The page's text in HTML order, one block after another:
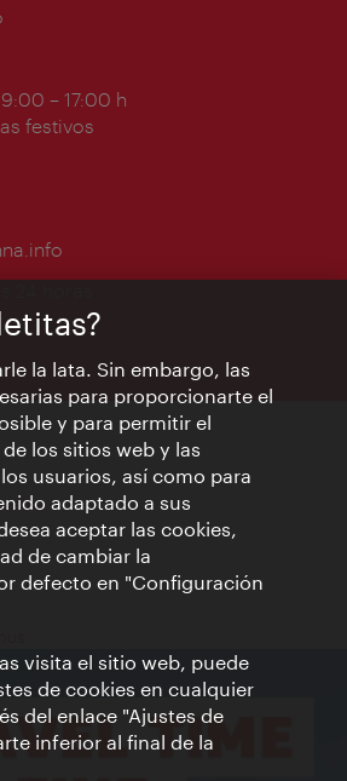
– 17:00 h
festivos
la lata. Sin embargo, las
para proporcionarte el
y para permitir el
los sitios web y las
usuarios, así como para
adaptado a sus
aceptar las cookies,
de cambiar la
defecto en "Configuración
visita el sitio web, puede
de cookies en cualquier
del enlace "Ajustes de
inferior al final de la